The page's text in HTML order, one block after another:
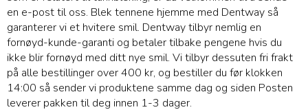
en e-post til oss. Blek tennene hjemme med Dentway så
garanterer vi et hvitere smil. Dentway tilbyr nemlig en
fornøyd-kunde-garanti og betaler tilbake pengene hvis du
ikke blir fornøyd med ditt nye smil. Vi tilbyr dessuten fri frakt
på alle bestillinger over 400 kr, og bestiller du før klokken
14:00 så sender vi produktene samme dag og siden Posten
leverer pakken til deg innen 1-3 dager.